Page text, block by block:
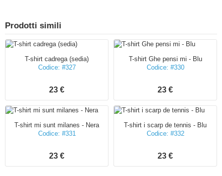
Prodotti simili
T-shirt cadrega (sedia)
Codice: #327
23 €
T-shirt Ghe pensi mi - Blu
Codice: #330
23 €
T-shirt mi sunt milanes - Nera
Codice: #331
23 €
T-shirt i scarp de tennis - Blu
Codice: #332
23 €